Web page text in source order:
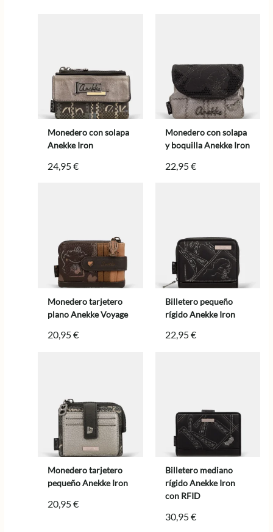
Monedero con solapa
Anekke Iron
24,95€
Monedero con solapa
y boquilla Anekke Iron
22,95€
Monedero tarjetero
plano Anekke Voyage
20,95€
Billetero pequeño
rígido Anekke Iron
22,95€
Monedero tarjetero
pequeño Anekke Iron
20,95€
Billetero mediano
rígido Anekke Iron
con RFID
30,95€